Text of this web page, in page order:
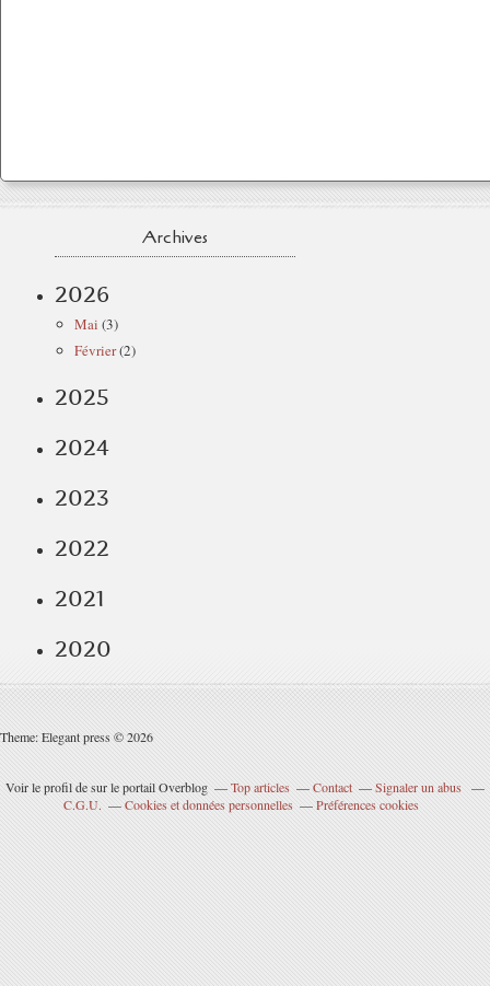
Archives
2026
Mai (3)
Février(2)
2025
2024
2023
2022
2021
2020
Theme: Elegant press © 2026
Voir le profil desur le portail Overblog Top articles Contact
Signaler un abus
C.G.U.
Cookies et données personnelles Préférences cookies